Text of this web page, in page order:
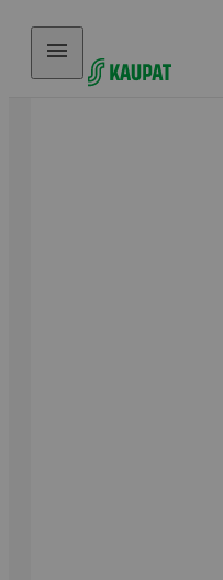
Hyppää sisältöön